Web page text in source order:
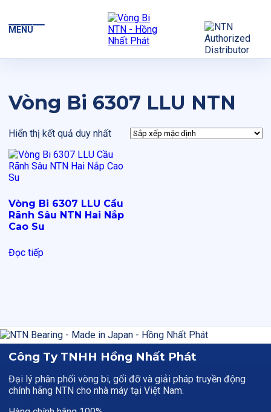
MENU
Vòng Bi 6307 LLU NTN
Hiển thị kết quả duy nhất
Vòng Bi 6307 LLU Cầu
Rãnh Sâu NTN Hai Nắp
Cao Su
Đọc tiếp
Công Ty TNHH Hồng Nhất Phát
Đại lý phân phối vòng bi, gối đỡ và giải pháp truyền động
chính hãng NTN cho nhà máy tại Việt Nam.